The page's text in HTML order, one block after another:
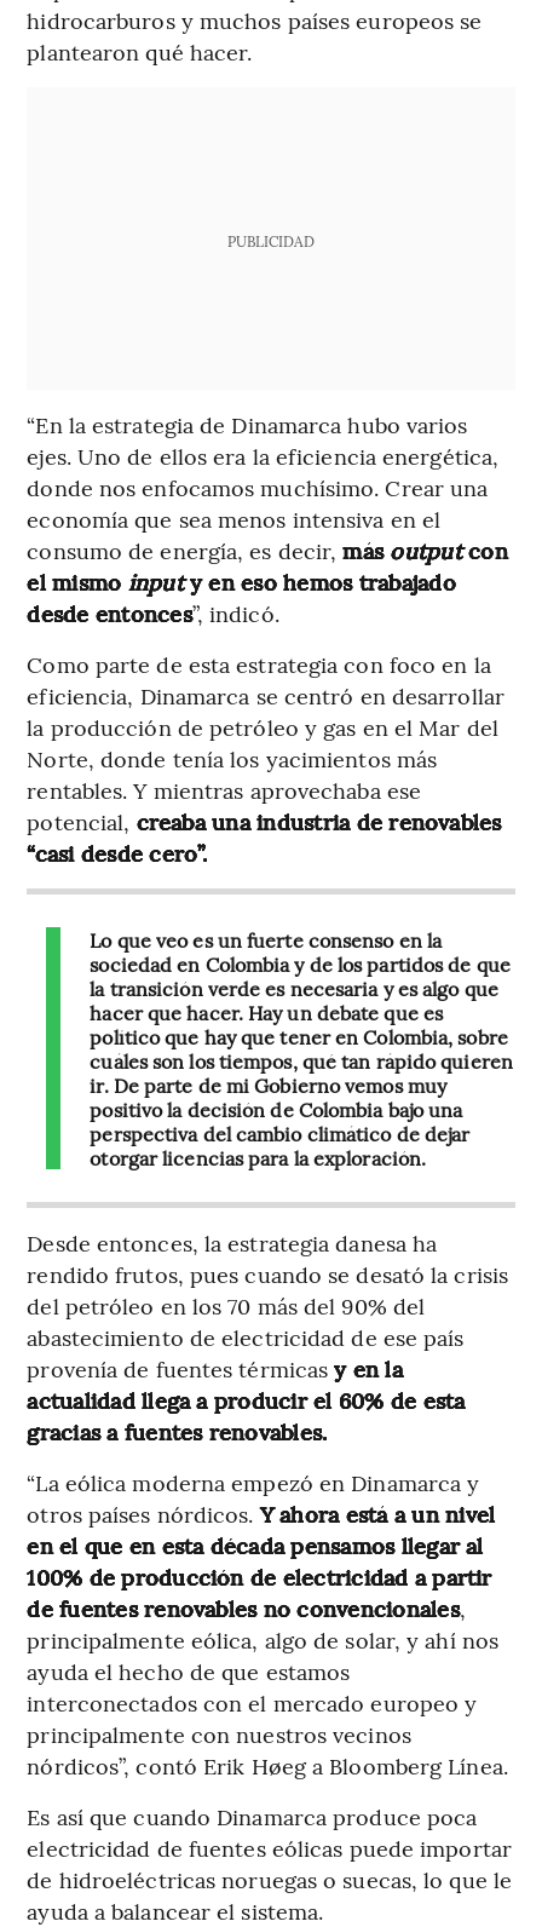
hidrocarburos y muchos países europeos se
plantearon qué hacer.
PUBLICIDAD
“En la estrategia de Dinamarca hubo varios
ejes. Uno de ellos era la eficiencia energética,
donde nos enfocamos muchísimo. Crear una
economía que sea menos intensiva en el
consumo de energía, es decir,más outputcon
el mismo inputy en eso hemos trabajado
desde entonces”, indicó.
Como parte de esta estrategia con foco en la
eficiencia, Dinamarca se centró en desarrollar
la producción de petróleo y gas en el Mar del
Norte, donde tenía los yacimientos más
rentables. Y mientras aprovechaba ese
potencial, creaba una industria de renovables
“casi desde cero”.
Lo que veo es un fuerte consenso en la
sociedad en Colombia y de los partidos de que
la transición verde es necesaria y es algo que
hacer que hacer. Hay un debate que es
político que hay que tener en Colombia, sobre
cuáles son los tiempos, qué tan rápido quieren
ir. De parte de mi Gobierno vemos muy
positivo la decisión de Colombia bajo una
perspectiva del cambio climático de dejar
otorgar licencias para la exploración.
Desde entonces, la estrategia danesa ha
rendido frutos, pues cuando se desató la crisis
del petróleo en los 70 más del 90% del
abastecimiento de electricidad de ese país
provenía de fuentes térmicasy en la
actualidad llega a producir el 60% de esta
gracias a fuentes renovables.
“La eólica moderna empezó en Dinamarca y
otros países nórdicos.Y ahora está a un nivel
en el que en esta década pensamos llegar al
100% de producción de electricidad a partir
de fuentes renovables no convencionales,
principalmente eólica, algo de solar, y ahí nos
ayuda el hecho de que estamos
interconectados con el mercado europeo y
principalmente con nuestros vecinos
nórdicos”, contó Erik Høeg a Bloomberg Línea.
Es así que cuando Dinamarca produce poca
electricidad de fuentes eólicas puede importar
de hidroeléctricas noruegas o suecas, lo que le
ayuda a balancear el sistema.